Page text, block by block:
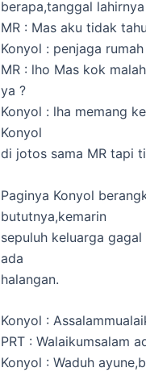
berapa,tanggal lahirnya
MR : Mas aku tidak tahu
Konyol : penjaga
MR : lho Mas kok
ya ?
Konyol : lha memang
Konyol
di jotos sama MR tapi
Paginya Konyol
bututnya,kemarin
sepuluh keluarga
ada
halangan.
Konyol :
PRT : Walaikumsalam
Konyol : Waduh